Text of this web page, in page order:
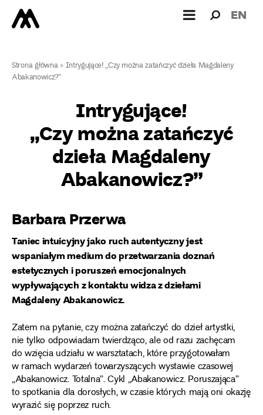
dla: EN
Strona główna>Intrygujące! „Czy można zatańczyć dzieła Magdaleny
Abakanowicz?”
Intrygujące!
„Czy można zatańczyć
dzieła Magdaleny
Abakanowicz?”
Barbara Przerwa
Taniec intuicyjny jako ruch autentyczny jest
wspaniałym medium do przetwarzania doznań
estetycznych i poruszeń emocjonalnych
wypływających z kontaktu widza z dziełami
Magdaleny Abakanowicz.
Zatem na pytanie, czy można zatańczyć do dzieł artystki,
nie tylko odpowiadam twierdząco, ale od razu zachęcam
do wzięcia udziału w warsztatach, które przygotowałam
w ramach wydarzeń towarzyszących wystawie czasowej
„Abakanowicz. Totalna”. Cykl „Abakanowicz. Poruszająca”
to spotkania dla dorosłych, w czasie których mają oni okazję
wyrazić się poprzez ruch.